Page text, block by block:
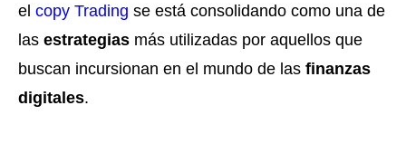
el copy Trading se está consolidando como una de
las estrategias más utilizadas por aquellos que
buscan incursionan en el mundo de las finanzas
digitales.